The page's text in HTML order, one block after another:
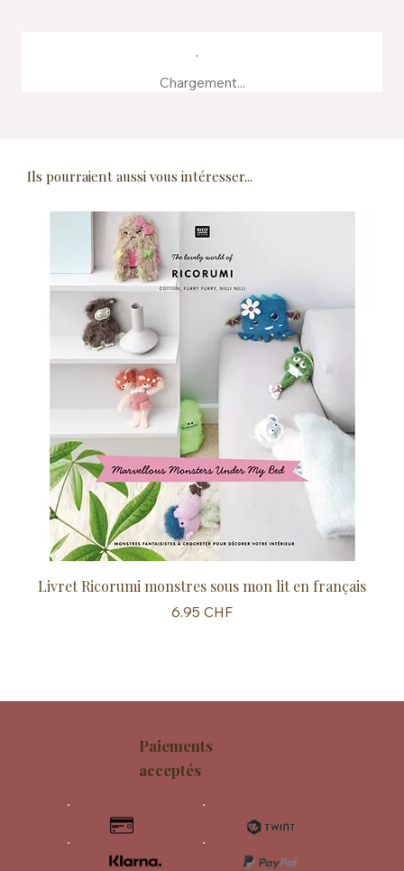
Chargement...
Ils pourraient aussi vous intéresser...
Livret Ricorumi monstres sous mon lit en français
Prix
6.95 CHF
Paiements
acceptés